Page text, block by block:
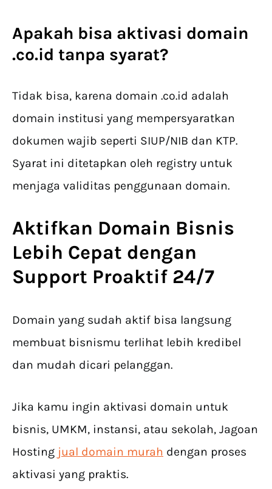
Apakah bisa aktivasi domain
.co.id tanpa syarat?
Tidak bisa, karena domain .co.id adalah
domain institusi yang mempersyaratkan
dokumen wajib seperti SIUP/NIB dan KTP.
Syarat ini ditetapkan oleh registry untuk
menjaga validitas penggunaan domain.
Aktifkan Domain Bisnis
Lebih Cepat dengan
Support Proaktif 24/7
Domain yang sudah aktif bisa langsung
membuat bisnismu terlihat lebih kredibel
dan mudah dicari pelanggan.
Jika kamu ingin aktivasi domain untuk
bisnis, UMKM, instansi, atau sekolah, Jagoan
Hosting jual domain murah dengan proses
aktivasi yang praktis.